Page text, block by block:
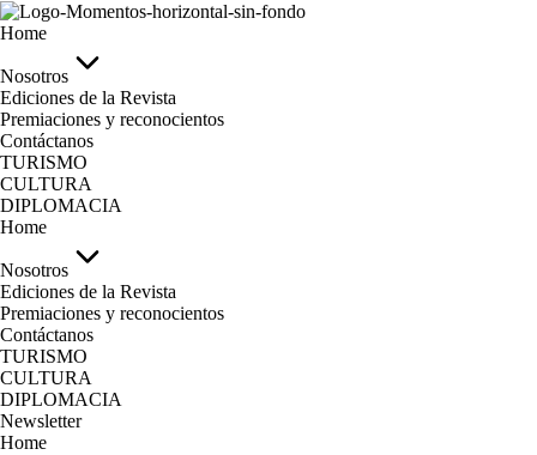
Home
Nosotros
Ediciones de la Revista
Premiaciones y reconocientos
Contáctanos
TURISMO
CULTURA
DIPLOMACIA
Home
Nosotros
Ediciones de la Revista
Premiaciones y reconocientos
Contáctanos
TURISMO
CULTURA
DIPLOMACIA
Newsletter
Home